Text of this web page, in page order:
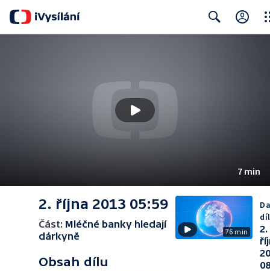
7 min
2. října 2013 05:59
Část: Mléčné banky hledají
dárkyně
Obsah dílu
76 min
díl
2.